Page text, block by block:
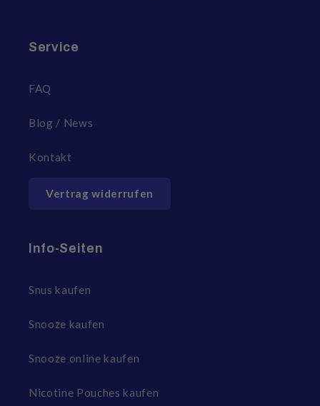
Service
FAQ
Blog / News
Kontakt
Vertrag widerrufen
Info-Seiten
Snus kaufen
Snooze kaufen
Snooze online kaufen
Nicotine Pouches kaufen